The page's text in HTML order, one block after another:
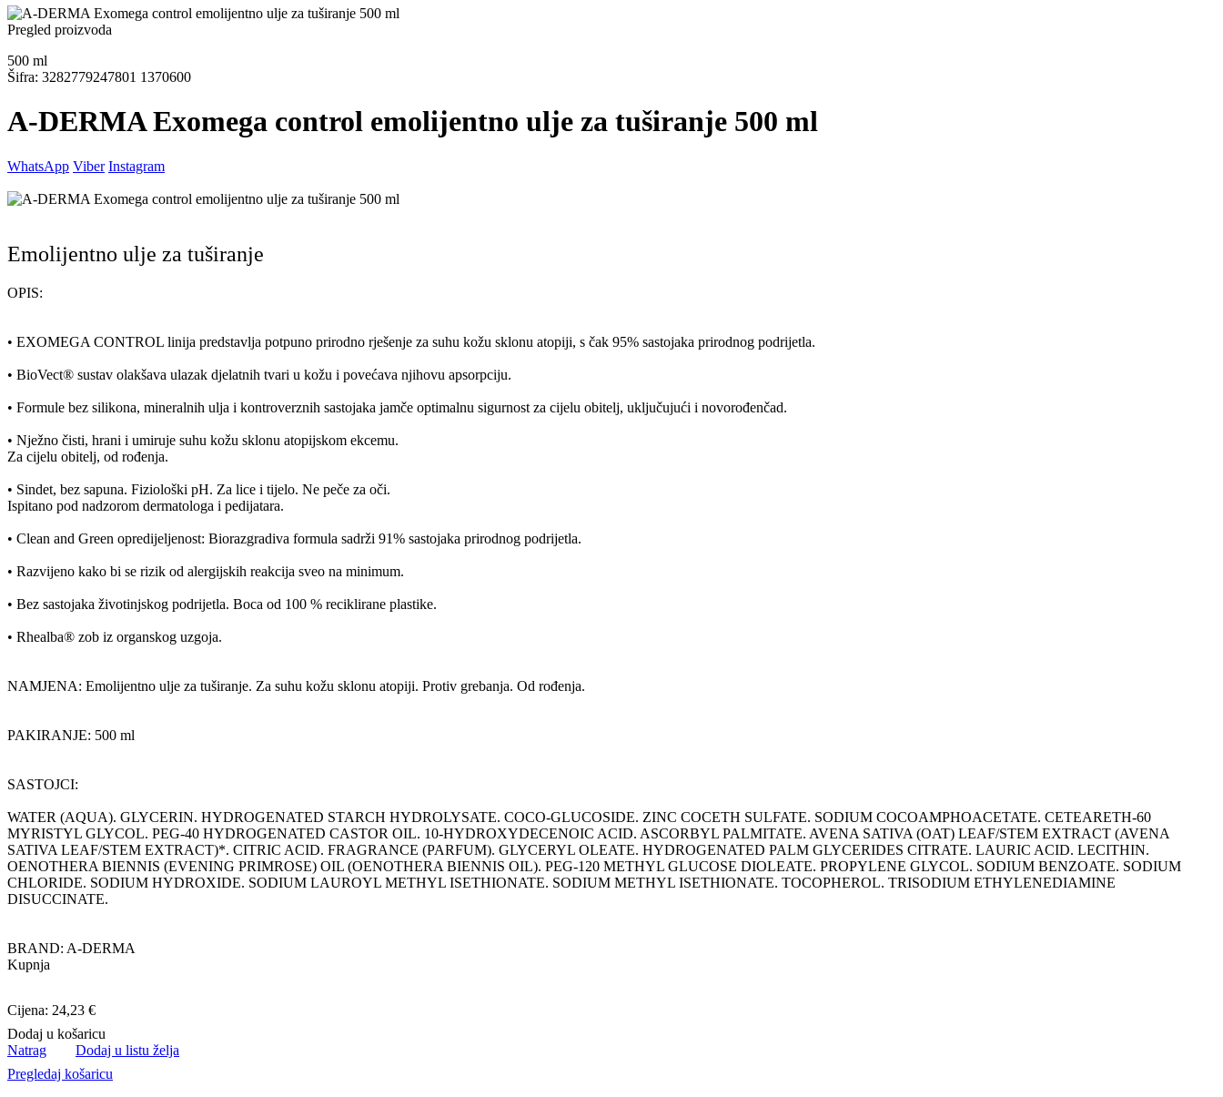
Pregled proizvoda
500 ml
Šifra: 3282779247801 1370600
A-DERMA Exomega control emolijentno ulje za tuširanje 500 ml
WhatsApp Viber Instagram
Emolijentno ulje za tuširanje
OPIS:
• EXOMEGA CONTROL linija predstavlja potpuno prirodno rješenje za suhu kožu sklonu atopiji, s čak 95% sastojaka prirodnog podrijetla.
• BioVect®​ sustav olakšava ulazak djelatnih tvari u kožu i povećava njihovu apsorpciju.
• Formule bez silikona, mineralnih ulja i kontroverznih sastojaka jamče optimalnu sigurnost za cijelu obitelj, uključujući i novorođenčad.
• Nježno čisti, hrani i umiruje suhu kožu sklonu atopijskom ekcemu.
Za cijelu obitelj, od rođenja.
• Sindet, bez sapuna. Fiziološki pH. Za lice i tijelo. Ne peče za oči.
Ispitano pod nadzorom dermatologa i pedijatara.
• Clean and Green opredijeljenost: Biorazgradiva formula sadrži 91% sastojaka prirodnog podrijetla.
• Razvijeno kako bi se rizik od alergijskih reakcija sveo na minimum.
• Bez sastojaka životinjskog podrijetla. Boca od 100 % reciklirane plastike.
• Rhealba® zob iz organskog uzgoja.
NAMJENA: Emolijentno ulje za tuširanje. Za suhu kožu sklonu atopiji. Protiv grebanja. Od rođenja.
PAKIRANJE: 500 ml
SASTOJCI:
WATER (AQUA). GLYCERIN. HYDROGENATED STARCH HYDROLYSATE. COCO-GLUCOSIDE. ZINC COCETH SULFATE. SODIUM COCOAMPHOACETATE. CETEARETH-60
MYRISTYL GLYCOL. PEG-40 HYDROGENATED CASTOR OIL. 10-HYDROXYDECENOIC ACID. ASCORBYL PALMITATE. AVENA SATIVA (OAT) LEAF/STEM EXTRACT (AVENA
SATIVA LEAF/STEM EXTRACT)*. CITRIC ACID. FRAGRANCE (PARFUM). GLYCERYL OLEATE. HYDROGENATED PALM GLYCERIDES CITRATE. LAURIC ACID. LECITHIN.
OENOTHERA BIENNIS (EVENING PRIMROSE) OIL (OENOTHERA BIENNIS OIL). PEG-120 METHYL GLUCOSE DIOLEATE. PROPYLENE GLYCOL. SODIUM BENZOATE. SODIUM
CHLORIDE. SODIUM HYDROXIDE. SODIUM LAUROYL METHYL ISETHIONATE. SODIUM METHYL ISETHIONATE. TOCOPHEROL. TRISODIUM ETHYLENEDIAMINE
DISUCCINATE.
BRAND: A-DERMA
Kupnja
Cijena: 24,23 €
Dodaj u košaricu
Natrag
Dodaj u listu želja
Pregledaj košaricu